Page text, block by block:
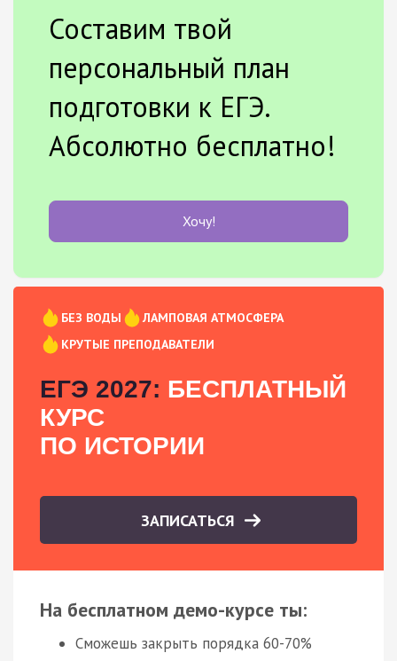
Составим твой
персональный план
подготовки к ЕГЭ.
Абсолютно бесплатно!
Хочу!
БЕЗ ВОДЫ
ЛАМПОВАЯ АТМОСФЕРА
КРУТЫЕ ПРЕПОДАВАТЕЛИ
ЕГЭ 2027: БЕСПЛАТНЫЙ
КУРС
ПО ИСТОРИИ
ЗАПИСАТЬСЯ
На бесплатном демо-курсе ты:
Сможешь закрыть порядка 60-70%